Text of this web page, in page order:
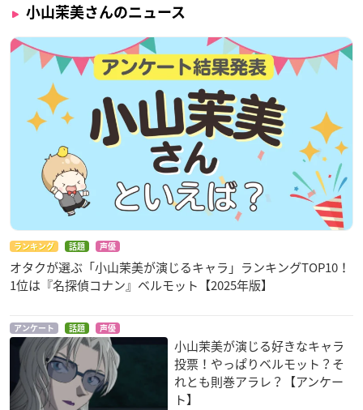
怪～ayakashi～
民谷お岩
シティーハンター
ザ・シークレット・
サービス
美樹
おにいさまへ…
一の宮蕗子
岡本京子
小山茉美さんのニュース
ランキング 話題 声優
オタクが選ぶ「小山茉美が演じるキャラ」ランキングTOP10！
1位は『名探偵コナン』ベルモット【2025年版】
アンケート 話題 声優
小山茉美が演じる好きなキャラ
投票！やっぱりベルモット？そ
れとも則巻アラレ？【アンケー
ト】